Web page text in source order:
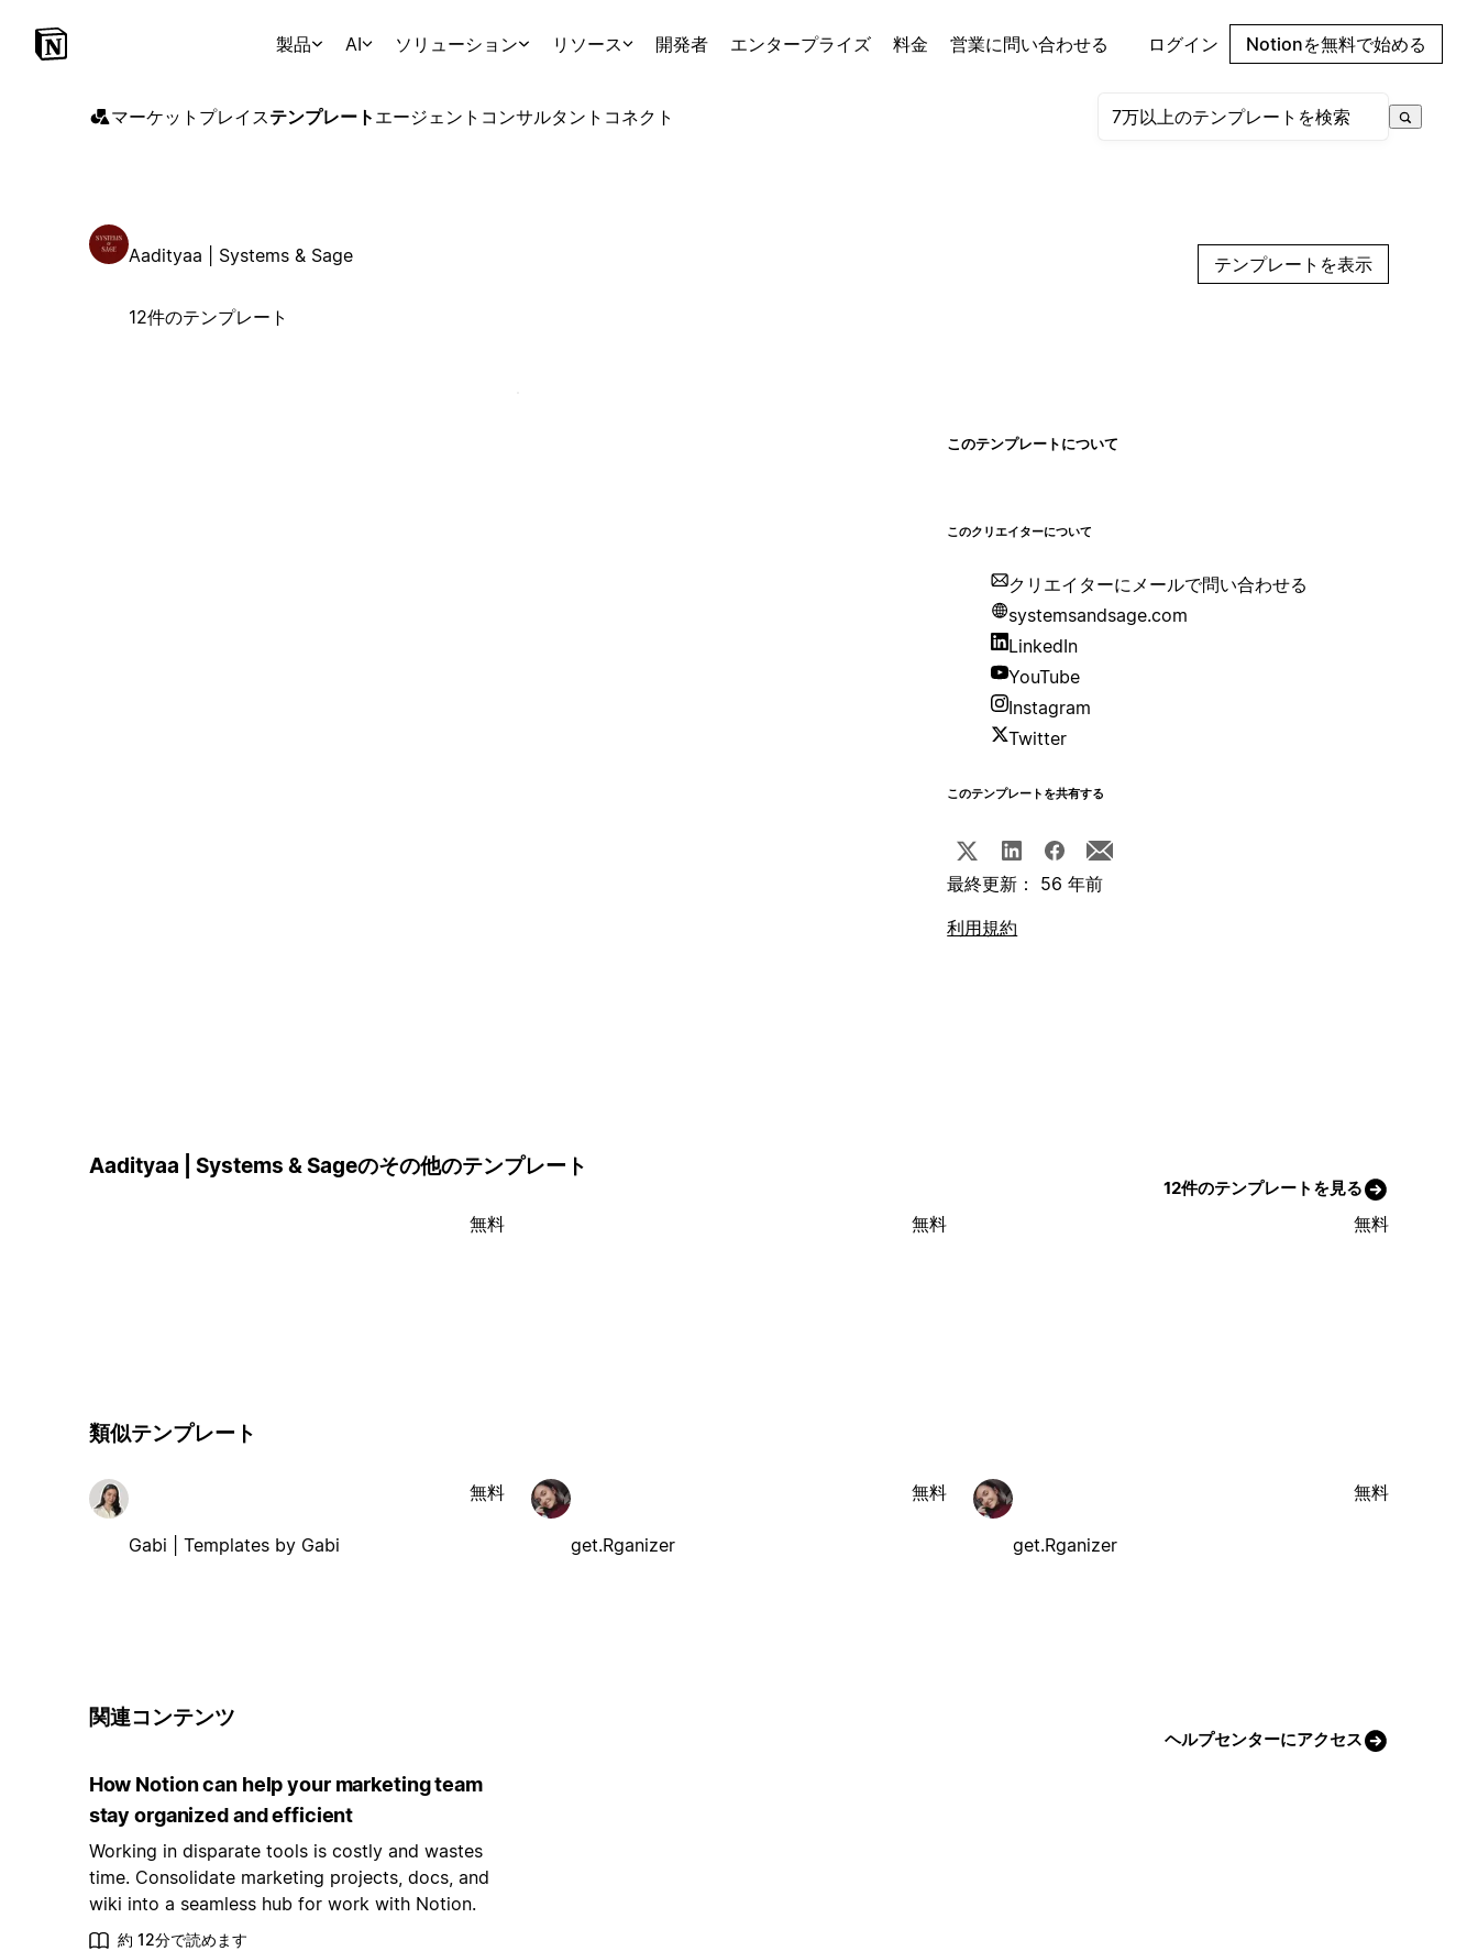
製品 AI ソリューション リソース 開発者 エンタープライズ 料金 営業に問い合わせる ログイン Notionを無料で始める
マーケットプレイステンプレート エージェント コンサルタント コネクト
Aadityaa | Systems & Sage
12件のテンプレート
テンプレートを表示
このテンプレートについて
このクリエイターについて
クリエイターにメールで問い合わせる
systemsandsage.com
LinkedIn
YouTube
Instagram
Twitter
このテンプレートを共有する
最終更新： 56 年前
利用規約
Aadityaa | Systems & Sageのその他のテンプレート
12件のテンプレートを見る
無料 無料 無料
類似テンプレート
Gabi | Templates by Gabi
無料
get.Rganizer
無料
get.Rganizer
無料
関連コンテンツ
ヘルプセンターにアクセス
How Notion can help your marketing team
stay organized and efficient
Working in disparate tools is costly and wastes
time. Consolidate marketing projects, docs, and
wiki into a seamless hub for work with Notion.
約 12分で読めます